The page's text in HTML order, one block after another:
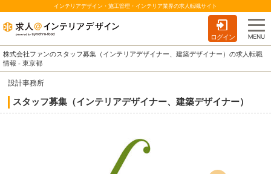
インテリアデザイン・施工管理・インテリア業界の求人転職サイト
ログイン
株式会社ファンのスタッフ募集（インテリアデザイナー、建築デザイナー）の求人転職
情報 - 東京都
設計事務所
スタッフ募集（インテリアデザイナー、建築デザイナー）